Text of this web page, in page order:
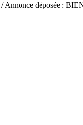
/ Annonce déposée :